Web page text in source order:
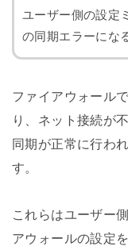
ユーザー側の設定
の同期エラーにな
ファイアウォール
り、ネット接続が
同期が正常に行わ
す。
これらはユーザー
アウォールの設定